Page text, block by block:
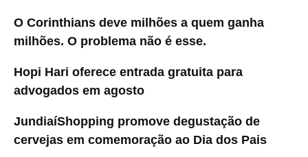
O Corinthians deve milhões a quem ganha
milhões. O problema não é esse.
Hopi Hari oferece entrada gratuita para
advogados em agosto
JundiaíShopping promove degustação de
cervejas em comemoração ao Dia dos Pais